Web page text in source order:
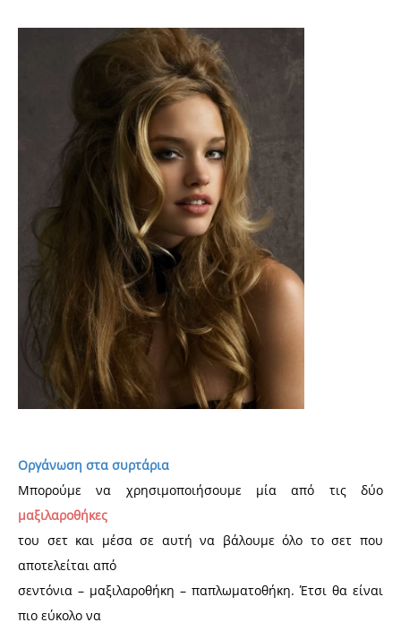
Οργάνωση στα συρτάρια
Μπορούμε να χρησιμοποιήσουμε μία από τις δύο
μαξιλαροθήκες
του σετ και μέσα σε αυτή να βάλουμε όλο το σετ που
αποτελείται από
σεντόνια – μαξιλαροθήκη – παπλωματοθήκη. Έτσι θα είναι
πιο εύκολο να